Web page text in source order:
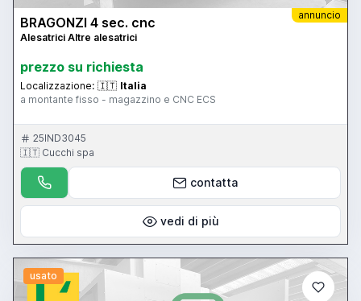
annuncio
BRAGONZI 4 sec. cnc
Alesatrici Altre alesatrici
prezzo su richiesta
Localizzazione: 🇮🇹 Italia
a montante fisso - magazzino e CNC ECS
25IND3045
🇮🇹 Cucchi spa
contatta
vedi di più
usato